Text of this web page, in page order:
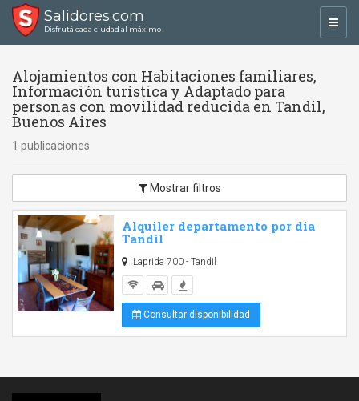
Salidores.com
Disfrutá cada ciudad al máximo
Alojamientos con Habitaciones familiares,
Información turística y Adaptado para
personas con movilidad reducida en Tandil,
Buenos Aires
1 publicaciones
Mostrar filtros
Alquiler departamento por dia
Tandil
Laprida 700 - Tandil
Consultar disponibilidad